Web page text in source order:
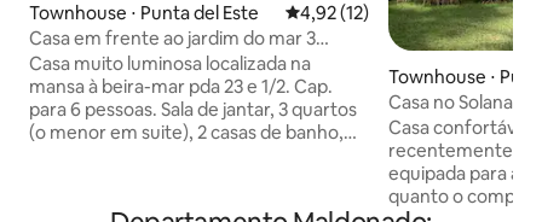
Townhouse ⋅ Punta del Este 4,92 de uma avaliação média
4,92 (12)
Casa em frente ao jardim do mar 3
acomoda 2 banheiros Parriller
Casa muito luminosa localizada na
mansa à beira-mar pda 23 e 1/2. Cap.
para 6 pessoas. Sala de jantar, 3 quartos
(o menor em suite), 2 casas de banho,
Townhouse ⋅
Casa no Solanas
Casa confortável
recentemente
equipada para
quanto o